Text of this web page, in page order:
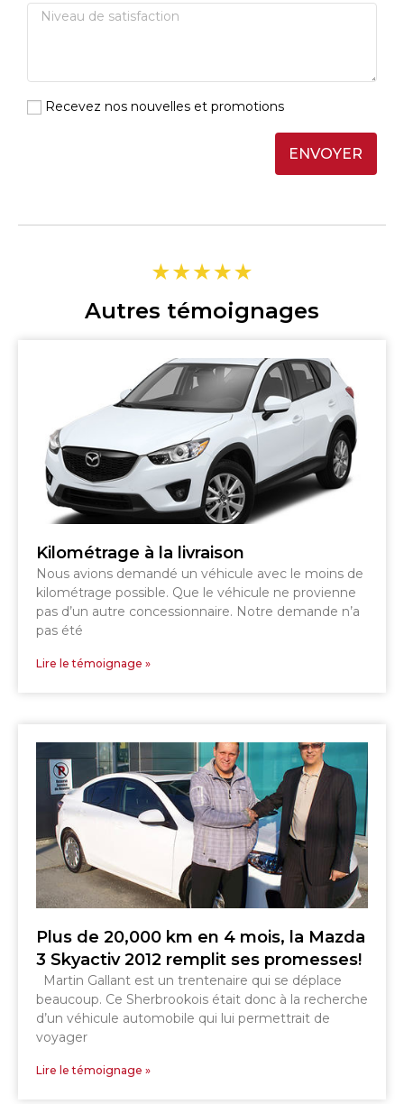
Recevez nos nouvelles et promotions
ENVOYER
Autres témoignages
Kilométrage à la livraison
Nous avions demandé un véhicule avec le moins de
kilométrage possible. Que le véhicule ne provienne
pas d’un autre concessionnaire. Notre demande n’a
pas été
Lire le témoignage »
Plus de 20,000 km en 4 mois, la Mazda
3 Skyactiv 2012 remplit ses promesses!
Martin Gallant est un trentenaire qui se déplace
beaucoup. Ce Sherbrookois était donc à la recherche
d’un véhicule automobile qui lui permettrait de
voyager
Lire le témoignage »
SHERBROOKE
MAGOG
DRUMMONDVILLE
COWANSVILLE
MAGOG
SHERBROOKE